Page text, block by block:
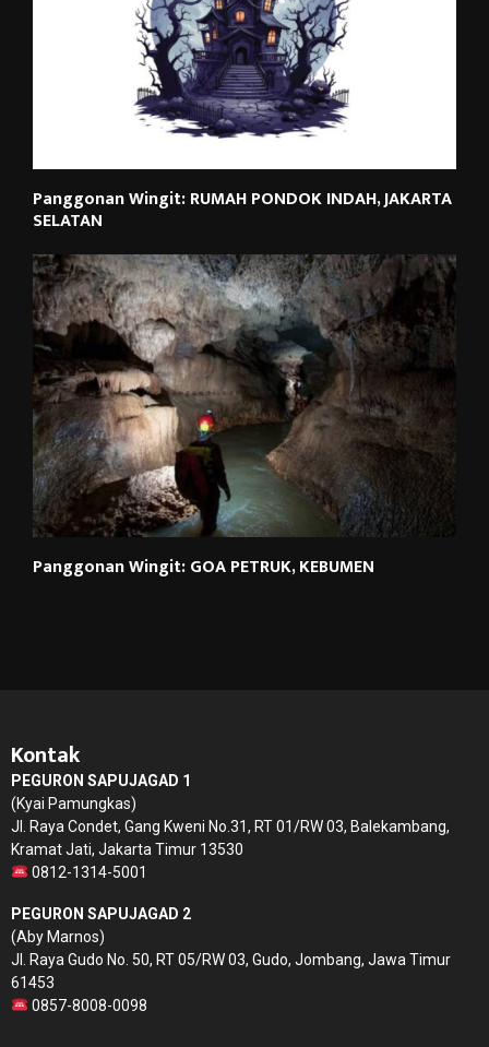
Panggonan Wingit: RUMAH PONDOK INDAH, JAKARTA
SELATAN
Panggonan Wingit: GOA PETRUK, KEBUMEN
Kontak
PEGURON SAPUJAGAD 1
(Kyai Pamungkas)
Jl. Raya Condet, Gang Kweni No.31, RT 01/RW 03, Balekambang,
Kramat Jati, Jakarta Timur 13530
0812-1314-5001
PEGURON SAPUJAGAD 2
(Aby Marnos)
Jl. Raya Gudo No. 50, RT 05/RW 03, Gudo, Jombang, Jawa Timur
61453
0857-8008-0098